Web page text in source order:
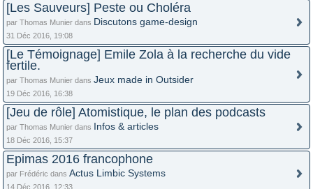
[Les Sauveurs] Peste ou Choléra
par Thomas Munier dans Discutons game-design
31 Déc 2016, 19:08
[Le Témoignage] Emile Zola à la recherche du vide
fertile.
par Thomas Munier dans Jeux made in Outsider
19 Déc 2016, 16:38
[Jeu de rôle] Atomistique, le plan des podcasts
par Thomas Munier dans Infos & articles
18 Déc 2016, 15:37
Epimas 2016 francophone
par Frédéric dans Actus Limbic Systems
14 Déc 2016, 12:33